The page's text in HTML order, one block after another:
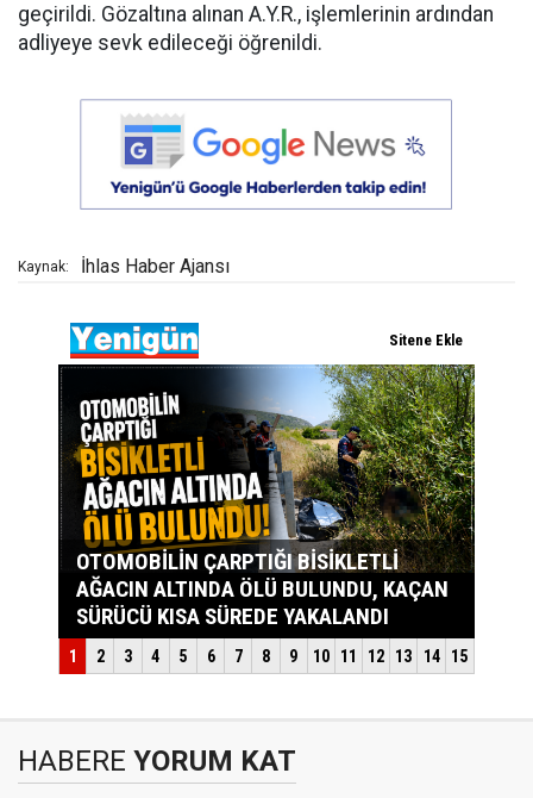
geçirildi. Gözaltına alınan A.Y.R., işlemlerinin ardından
adliyeye sevk edileceği öğrenildi.
Kaynak: İhlas Haber Ajansı
HABERE YORUM KAT